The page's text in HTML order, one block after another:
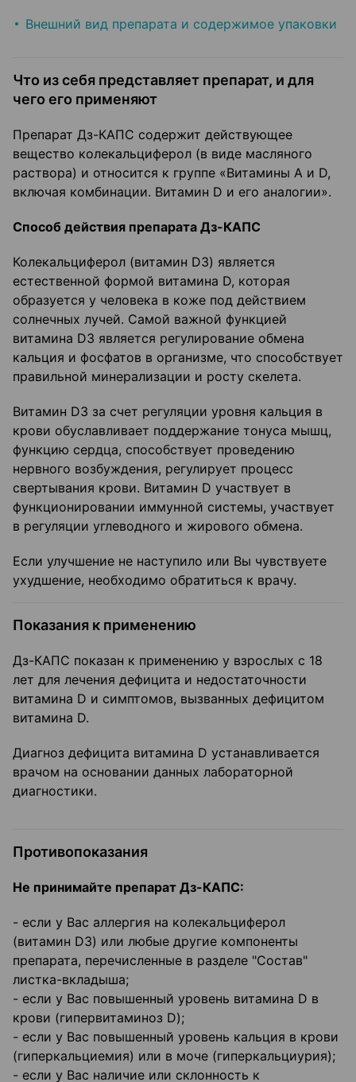
Внешний вид препарата и содержимое упаковки
Что из себя представляет препарат, и для
чего его применяют
Препарат Дз-КАПС содержит действующее
вещество колекальциферол (в виде масляного
раствора) и относится к группе «Витамины А и D,
включая комбинации. Витамин D и его аналогии».
Способ действия препарата Дз-КАПС
Колекальциферол (витамин D3) является
естественной формой витамина D, которая
образуется у человека в коже под действием
солнечных лучей. Самой важной функцией
витамина D3 является регулирование обмена
кальция и фосфатов в организме, что способствует
правильной минерализации и росту скелета.
Витамин D3 за счет регуляции уровня кальция в
крови обуславливает поддержание тонуса мышц,
функцию сердца, способствует проведению
нервного возбуждения, регулирует процесс
свертывания крови. Витамин D участвует в
функционировании иммунной системы, участвует
в регуляции углеводного и жирового обмена.
Если улучшение не наступило или Вы чувствуете
ухудшение, необходимо обратиться к врачу.
Показания к применению
Дз-КАПС показан к применению у взрослых с 18
лет для лечения дефицита и недостаточности
витамина D и симптомов, вызванных дефицитом
витамина D.
Диагноз дефицита витамина D устанавливается
врачом на основании данных лабораторной
диагностики.
Противопоказания
Не принимайте препарат Дз-КАПС:
- если у Вас аллергия на колекальциферол
(витамин D3) или любые другие компоненты
препарата, перечисленные в разделе "Состав"
листка-вкладыша;
- если у Вас повышенный уровень витамина D в
крови (гипервитаминоз D);
- если у Вас повышенный уровень кальция в крови
(гиперкальциемия) или в моче (гиперкальциурия);
- если у Вас наличие или склонность к